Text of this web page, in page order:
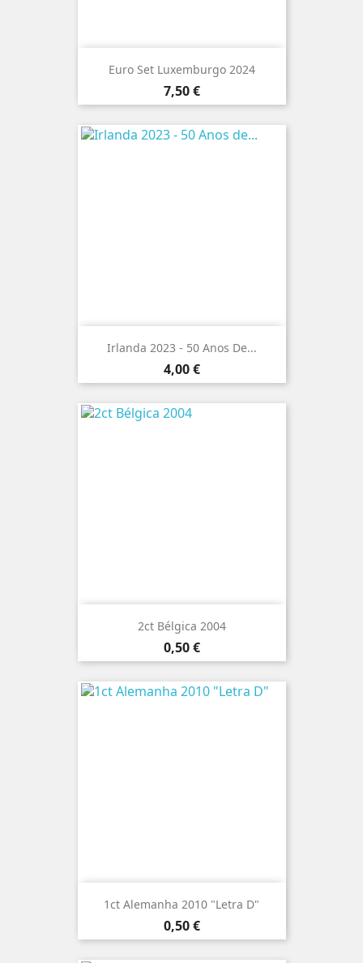
Euro Set Luxemburgo 2024
Preço
7,50 €
Irlanda 2023 - 50 Anos De...
Preço
4,00 €
2ct Bélgica 2004
Preço
0,50 €
1ct Alemanha 2010 "Letra D"
Preço
0,50 €